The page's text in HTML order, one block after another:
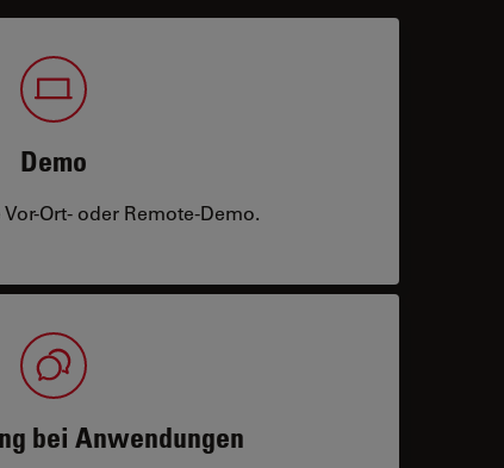
Demo
Ort- oder Remote-Demo.
bei Anwendungen